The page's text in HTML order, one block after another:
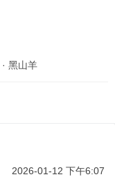
· 黑山羊
2026-01-12 下午6:07